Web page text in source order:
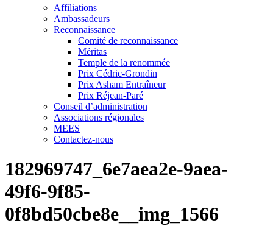
Affiliations
Ambassadeurs
Reconnaissance
Comité de reconnaissance
Méritas
Temple de la renommée
Prix Cédric-Grondin
Prix Asham Entraîneur
Prix Réjean-Paré
Conseil d’administration
Associations régionales
MEES
Contactez-nous
182969747_6e7aea2e-9aea-
49f6-9f85-
0f8bd50cbe8e__img_1566